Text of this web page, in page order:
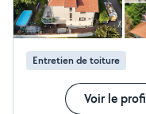
Entretien de toiture
Voir le